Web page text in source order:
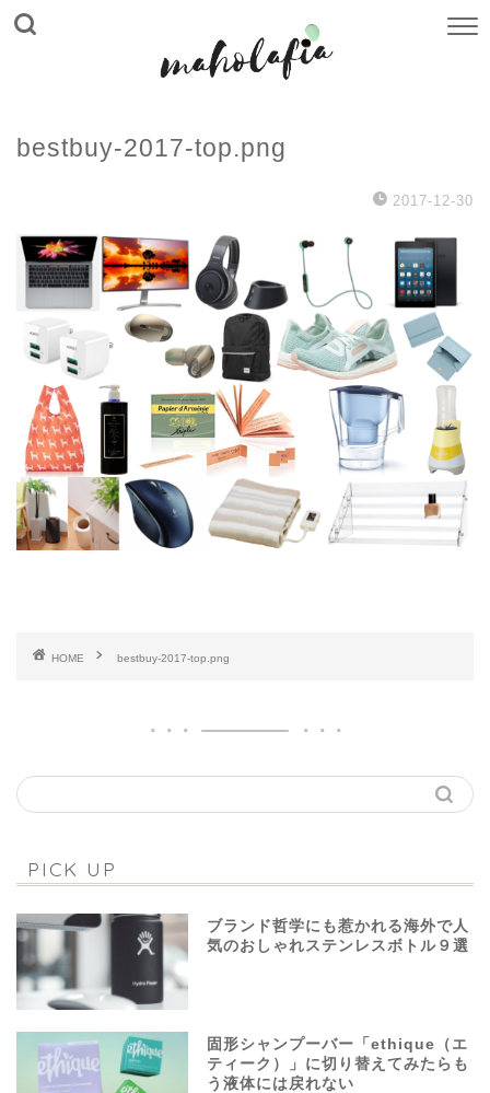
bestbuy-2017-top.png
2017-12-30
HOME bestbuy-2017-top.png
PICK UP
ブランド哲学にも惹かれる海外で人
気のおしゃれステンレスボトル９選
固形シャンプーバー「ethique（エ
ティーク）」に切り替えてみたらも
う液体には戻れない